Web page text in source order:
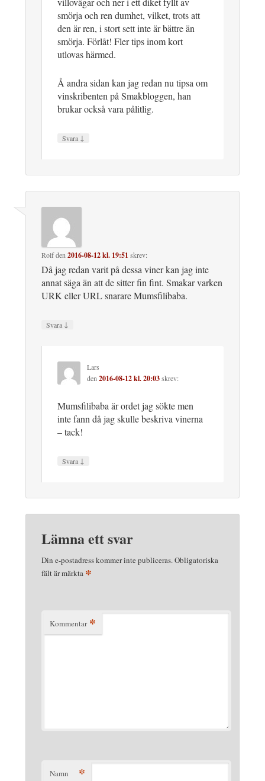
smörja och ren dumhet, vilket, trots att
den är ren, i stort sett inte är bättre än
smörja. Förlåt! Fler tips inom kort
utlovas härmed.
Å andra sidan kan jag redan nu tipsa om
vinskribenten på Smakbloggen, han
brukar också vara pålitlig.
Svara ↓
Rolfden 2016-08-12 kl. 19:51 skrev:
Då jag redan varit på dessa viner kan jag inte
annat säga än att de sitter fin fint. Smakar varken
URK eller URL snarare Mumsfilibaba.
Svara ↓
Lars
den 2016-08-12 kl. 20:03skrev:
Mumsfilibaba är ordet jag sökte men
inte fann då jag skulle beskriva vinerna
– tack!
Svara ↓
Lämna ett svar
Din e-postadress kommer inte publiceras.Obligatoriska
fält är märkta *
Kommentar *
Namn *